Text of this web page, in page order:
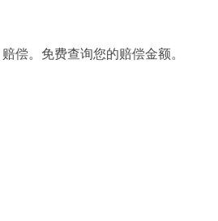
偿。免费查询您的赔偿金额。